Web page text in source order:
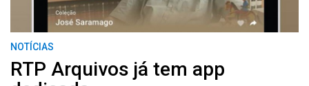
NOTÍCIAS
RTP Arquivos já tem app